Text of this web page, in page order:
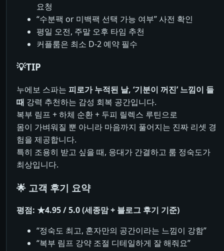
요청
“수분팩 or 미백팩 선택 가능 여부” 사전 확인
평일 오전, 주말 오후 타임 추천
커플룸은 최소 D-2 예약 필수
💡TIP
누에보 스파는 피로가 누적된 날, ‘기분이 꺼진’ 느낌이 들
때 강력 추천하는 감성 회복 공간입니다.
복부 림프 + 하체 순환 + 두피 릴렉스 루틴으로
몸이 가벼워질 뿐 아니라 마음까지 풀어지는 진짜 리셋 경
험을 제공합니다.
특히 조용히 받고 싶을 때, 응대가 간결하고 룸 정숙도가
최상입니다.
🌟 고객 후기 요약
평점: ★4.95 / 5.0 (세종맘 + 블로그 후기 기준)
“정숙도 최고, 혼자만의 공간이라는 느낌이 강함”
“복부 림프 강약 조절 디테일하게 잘 해줘요”